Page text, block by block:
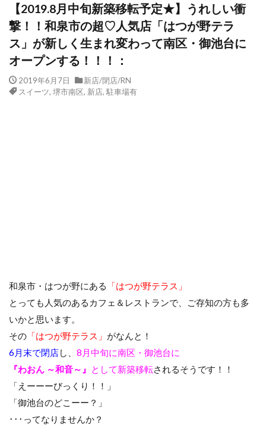
【2019.8月中旬新築移転予定★】うれしい衝
撃！！和泉市の超♡人気店「はつが野テラ
ス」が新しく生まれ変わって南区・御池台に
オープンする！！！：
2019年6月7日
新店/閉店/RN
スイーツ, 堺市南区, 新店, 駐車場有
和泉市・はつが野にある
「はつが野テラス」
とっても人気のあるカフェ＆レストランで、ご存知の方も多
いかと思います。
その 「はつが野テラス」 がなんと！
6月末で閉店し、 8月中旬に南区・御池台に
『わおん ～和音～』
として新築移転されるそうです！！
「えーーーびっくり！！」
「御池台のどこーー？」
･･･ってなりませんか？